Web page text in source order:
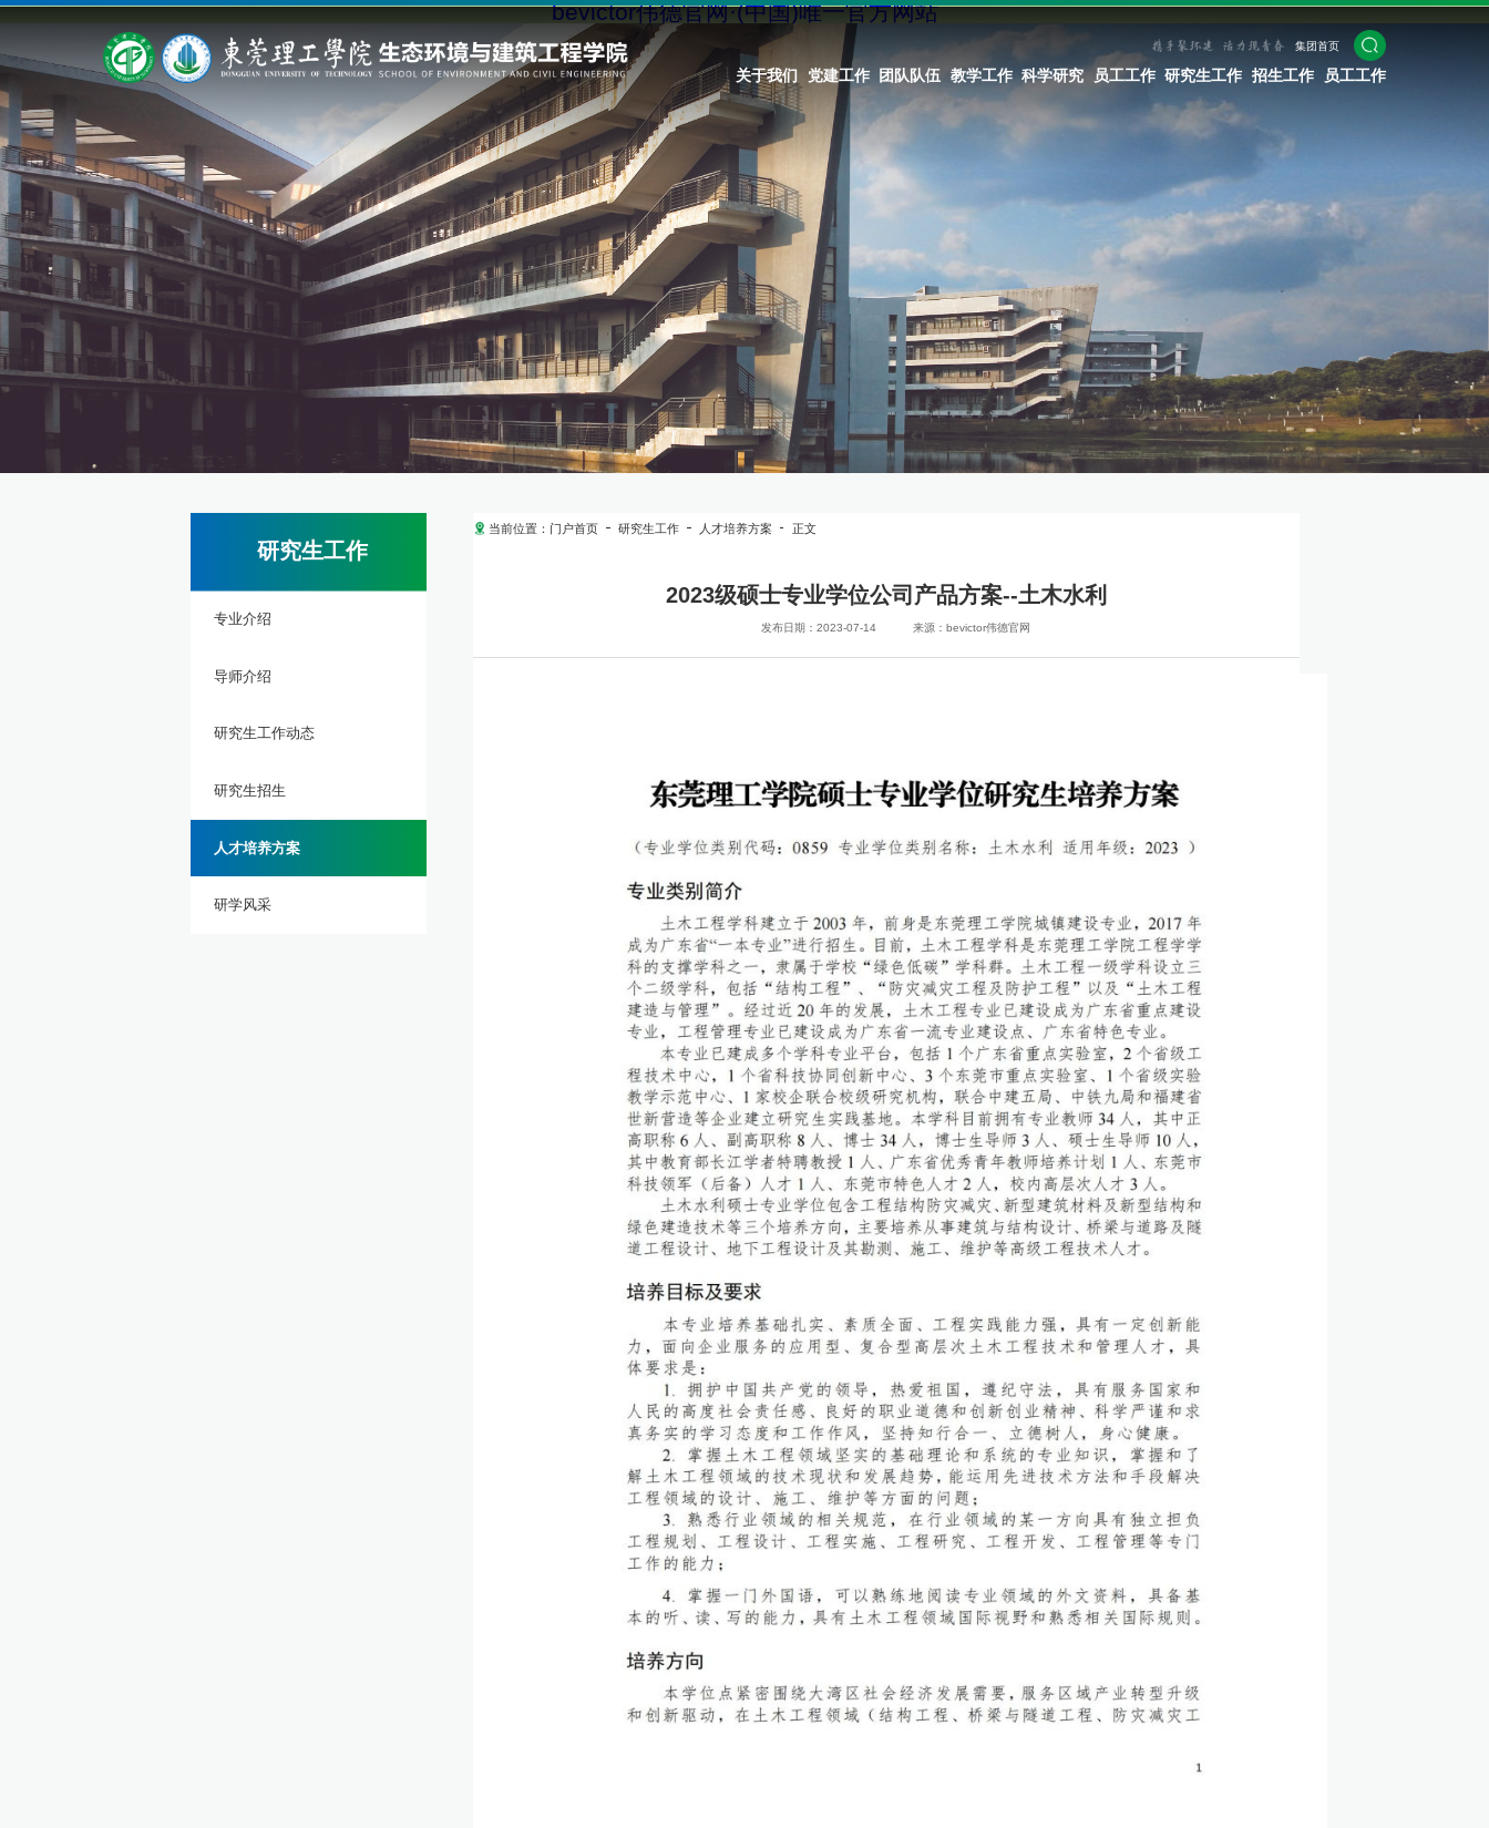
bevictor伟德官网·(中国)唯一官方网站
集团首页
关于我们 党建工作 团队队伍 教学工作 科学研究 员工工作 研究生工作 招生工作 员工工作
研究生工作
专业介绍
导师介绍
研究生工作动态
研究生招生
人才培养方案
研学风采
当前位置： 门户首页 研究生工作 人才培养方案 正文
2023级硕士专业学位公司产品方案--土木水利
发布日期：2023-07-14 来源：bevictor伟德官网